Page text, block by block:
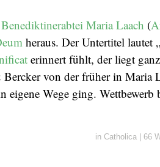
Benediktinerabtei Maria Laach (
heraus. Der Untertitel lautet
erinnert fühlt, der liegt
von der früher in Maria
eigene Wege ging. Wettbewerb
in Catholica 66